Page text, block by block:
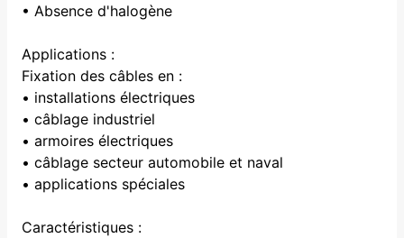
• Absence d'halogène
Applications :
Fixation des câbles en :
• installations électriques
• câblage industriel
• armoires électriques
• câblage secteur automobile et naval
• applications spéciales
Caractéristiques :